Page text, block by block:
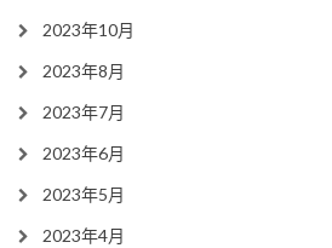
2023年10月
2023年8月
2023年7月
2023年6月
2023年5月
2023年4月